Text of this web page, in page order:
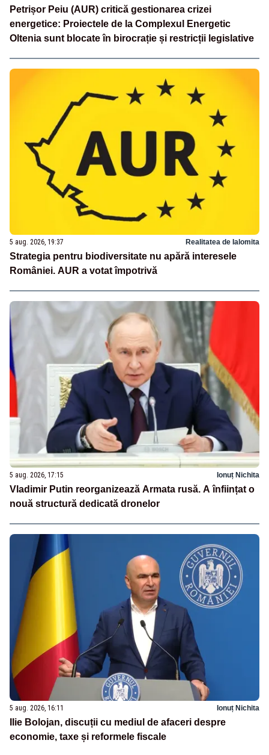
Petrișor Peiu (AUR) critică gestionarea crizei
energetice: Proiectele de la Complexul Energetic
Oltenia sunt blocate în birocrație și restricții legislative
5 aug. 2026, 19:37 Realitatea de Ialomita
Strategia pentru biodiversitate nu apără interesele
României. AUR a votat împotrivă
5 aug. 2026, 17:15 Ionuț Nichita
Vladimir Putin reorganizează Armata rusă. A înființat o
nouă structură dedicată dronelor
5 aug. 2026, 16:11 Ionuț Nichita
Ilie Bolojan, discuții cu mediul de afaceri despre
economie, taxe și reformele fiscale